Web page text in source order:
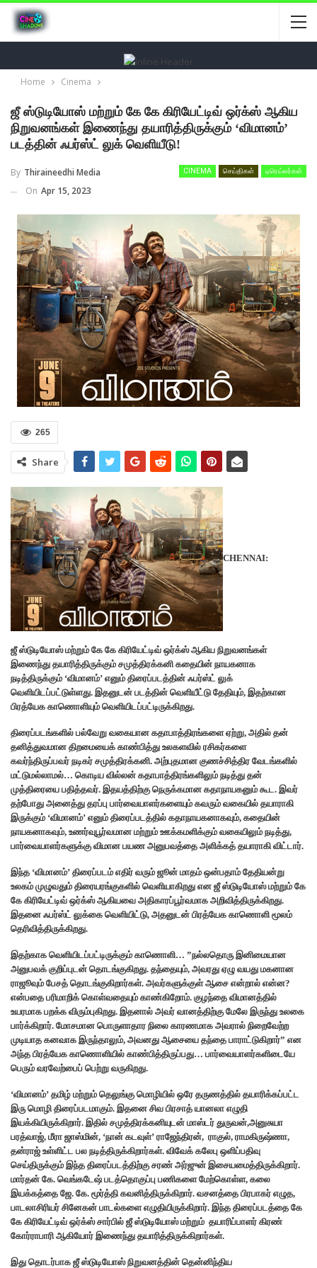
Home Cinema
ஜீ ஸ்டுடியோஸ் மற்றும் கே கே கிரியேட்டிவ் ஒர்க்ஸ் ஆகிய
நிறுவனங்கள் இணைந்து தயாரித்திருக்கும் ‘விமானம்’
படத்தின் ஃபர்ஸ்ட் லுக் வெளியீடு!
CINEMA செய்திகள் டிரெய்லர்கள்
By Thiraineedhi Media
On Apr 15, 2023
265
Share
CHENNAI:
ஜீ ஸ்டுடியோஸ் மற்றும் கே கே கிரியேட்டிவ் ஒர்க்ஸ் ஆகிய நிறுவனங்கள்
இணைந்து தயாரித்திருக்கும் சமுத்திரக்கனி கதையின் நாயகனாக
நடித்திருக்கும் ‘விமானம்’ எனும் திரைப்படத்தின் ஃபர்ஸ்ட் லுக்
வெளியிடப்பட்டுள்ளது. இதனுடன் படத்தின் வெளியீட்டு தேதியும், இதற்கான
பிரத்யேக காணொளியும் வெளியிடப்பட்டிருக்கிறது.
திரைப்படங்களில் பல்வேறு வகையான கதாபாத்திரங்களை ஏற்று, அதில் தன்
தனித்துவமான திறமையைக் காண்பித்து உலகளவில் ரசிகர்களை
கவர்ந்திருப்பவர் நடிகர் சமுத்திரக்கனி. அற்புதமான குணச்சித்திர வேடங்களில்
மட்டுமல்லாமல்… கொடிய வில்லன் கதாபாத்திரங்களிலும் நடித்து தன்
முத்திரையை பதித்தவர். இதயத்திற்கு நெருக்கமான கதாநாயகனும் கூட. இவர்
தற்போது அனைத்து தரப்பு பார்வையாளர்களையும் கவரும் வகையில் தயாராகி
இருக்கும் ‘விமானம்’ எனும் திரைப்படத்தில் கதாநாயகனாகவும், கதையின்
நாயகனாகவும், உணர்வுபூர்வமான மற்றும் ஊக்கமளிக்கும் வகையிலும் நடித்து,
பார்வையாளர்களுக்கு விமான பயண அனுபவத்தை அளிக்கத் தயாராகி விட்டார்.
இந்த ‘விமானம்’ திரைப்படம் எதிர் வரும் ஜூன் மாதம் ஒன்பதாம் தேதியன்று
உலகம் முழுவதும் திரையரங்குகளில் வெளியாகிறது என ஜீ ஸ்டுடியோஸ் மற்றும் கே
கே கிரியேட்டிவ் ஒர்க்ஸ் ஆகியவை அதிகாரப்பூர்வமாக அறிவித்திருக்கிறது.
இதனை ஃபர்ஸ்ட் லுக்கை வெளியிட்டு, அதனுடன் பிரத்யேக காணொளி மூலம்
தெரிவித்திருக்கிறது.
இதற்காக வெளியிடப்பட்டிருக்கும் காணொளி… ”நல்லதொரு இனிமையான
அனுபவக் குறிப்புடன் தொடங்குகிறது. தந்தையும், அவரது ஏழு வயது மகனான
ராஜூவும் பேசத் தொடங்குகிறார்கள். அவர்களுக்குள் ஆசை என்றால் என்ன?
என்பதை பரிமாறிக் கொள்வதையும் காண்கிறோம். குழந்தை விமானத்தில்
உயரமாக பறக்க விரும்புகிறது. இதனால் அவர் வானத்திற்கு மேலே இருந்து உலகை
பார்க்கிறார். மோசமான பொருளாதார நிலை காரணமாக அவரால் நிறைவேற்ற
முடியாத கனவாக இருந்தாலும், அவனது ஆசையை தந்தை பாராட்டுகிறார்” என
அந்த பிரத்யேக காணொளியில் காண்பித்திருப்பது… பார்வையாளர்களிடையே
பெரும் வரவேற்பைப் பெற்று வருகிறது.
‘விமானம்’ தமிழ் மற்றும் தெலுங்கு மொழியில் ஒரே தருணத்தில் தயாரிக்கப்பட்ட
இரு மொழி திரைப்படமாகும். இதனை சிவ பிரசாத் யானலா எழுதி
இயக்கியிருக்கிறார். இதில் சமுத்திரக்கனியுடன் மாஸ்டர் துருவன்,அனுசுயா
பரத்வாஜ், மீரா ஜாஸ்மின், ‘நான் கடவுள்’ ராஜேந்திரன், ராகுல், ராமகிருஷ்ணா,
தன்ராஜ் உள்ளிட்ட பல நடித்திருக்கிறார்கள். விவேக் கலேபு ஒளிப்பதிவு
செய்திருக்கும் இந்த திரைப்படத்திற்கு சரண் அர்ஜுன் இசையமைத்திருக்கிறார்.
மார்தன் கே. வெங்கடேஷ் படத்தொகுப்பு பணிகளை மேற்கொள்ள, கலை
இயக்கத்தை ஜே. கே. மூர்த்தி கவனித்திருக்கிறார். வசனத்தை பிரபாகர் எழுத,
பாடலாசிரியர் சினேகன் பாடல்களை எழுதியிருக்கிறார். இந்த திரைப்படத்தை கே
கே கிரியேட்டிவ் ஒர்க்ஸ் சார்பில் ஜீ ஸ்டுடியோஸ் மற்றும் தயாரிப்பாளர் கிரண்
கோர்ராபாரி ஆகியோர் இணைந்து தயாரித்திருக்கிறார்கள்.
இது தொடர்பாக ஜீ ஸ்டுடியோஸ் நிறுவனத்தின் தென்னிந்திய